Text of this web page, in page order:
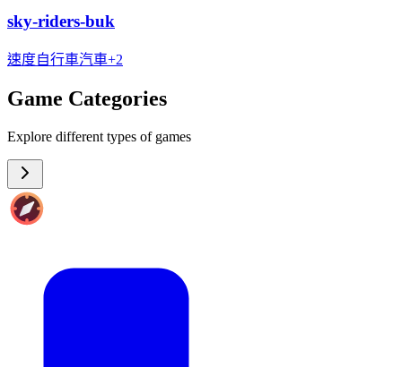
sky-riders-buk
速度自行車汽車+2
Game Categories
Explore different types of games